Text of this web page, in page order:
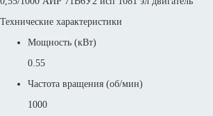
Технические характеристики
Мощность (кВт)
0.55
Частота вращения (об/мин)
1000